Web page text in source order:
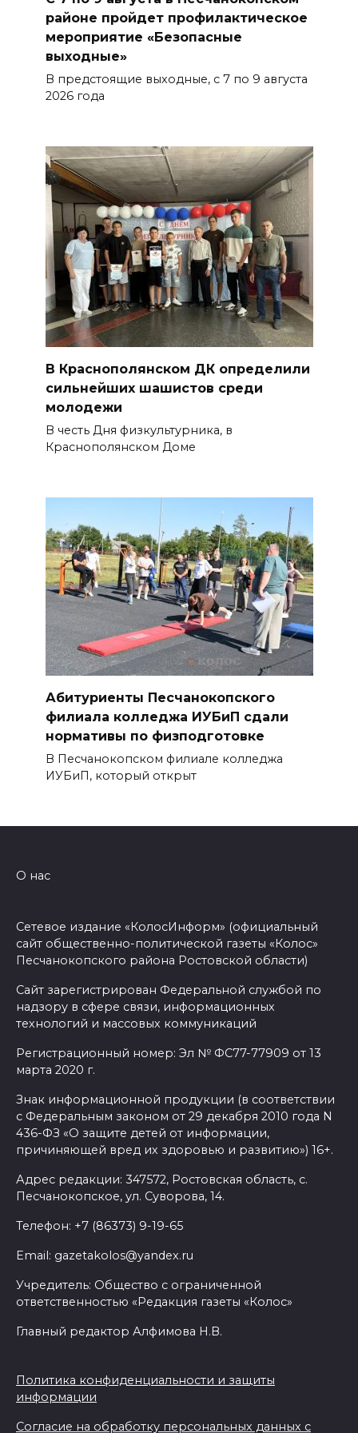
Более 30 БПЛА сбили ночью в
пяти районах Ростовской
области
районе пройдет профилактическое
мероприятие «Безопасные
выходные»
В предстоящие выходные, с 7 по 9 августа
2026 года
В Краснополянском ДК определили
сильнейших шашистов среди
молодежи
В честь Дня физкультурника, в
Краснополянском Доме
Абитуриенты Песчанокопского
филиала колледжа ИУБиП сдали
нормативы по физподготовке
В Песчанокопском филиале колледжа
ИУБиП, который открыт
О нас
Сетевое издание «КолосИнформ» (официальный
сайт общественно-политической газеты «Колос»
Песчанокопского района Ростовской области)
Сайт зарегистрирован Федеральной службой по
надзору в сфере связи, информационных
технологий и массовых коммуникаций
Регистрационный номер: Эл № ФС77-77909 от 13
марта 2020 г.
Знак информационной продукции (в соответствии
с Федеральным законом от 29 декабря 2010 года N
436-ФЗ «О защите детей от информации,
причиняющей вред их здоровью и развитию») 16+.
Адрес редакции: 347572, Ростовская область, с.
Песчанокопское, ул. Суворова, 14.
Телефон: +7 (86373) 9-19-65
Email: gazetakolos@yandex.ru
Учредитель: Общество с ограниченной
ответственностью «Редакция газеты «Колос»
Главный редактор Алфимова Н.В.
Политика конфиденциальности и защиты
информации
Согласие на обработку персональных данных с